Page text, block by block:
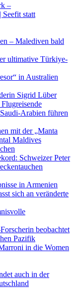
–
Seefit statt
– Malediven bald
ultimative Türkiye-
in Australien
Sigrid Lüber
Arabien führen
mit der „Manta
Maldives
Schweizer Peter
in Armenien
sich an veränderte
beobachtet
Pazifik
in die Women
auch in der